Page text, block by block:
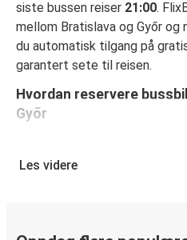
siste bussen reiser 21:00.
mellom Bratislava og Győr og
du automatisk tilgang på
garantert sete til reisen.
Hvordan reservere
Győr
denne nettsiden eller på den
Les videre